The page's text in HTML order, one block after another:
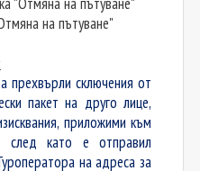
на пътуване"
прехвърли сключения от
пакет на друго лице,
приложими към
след като е отправил
на адреса за